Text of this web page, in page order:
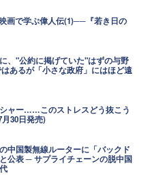
画で学ぶ偉人伝(1)──『若き日の
、"公約に掲げていた"はずの与野
あるが「小さな政府」にはほど遠
ャー……このストレスどう抜こう
月30日発売)
中国製無線ルーターに「バックド
公表 ─ サプライチェーンの脱中国